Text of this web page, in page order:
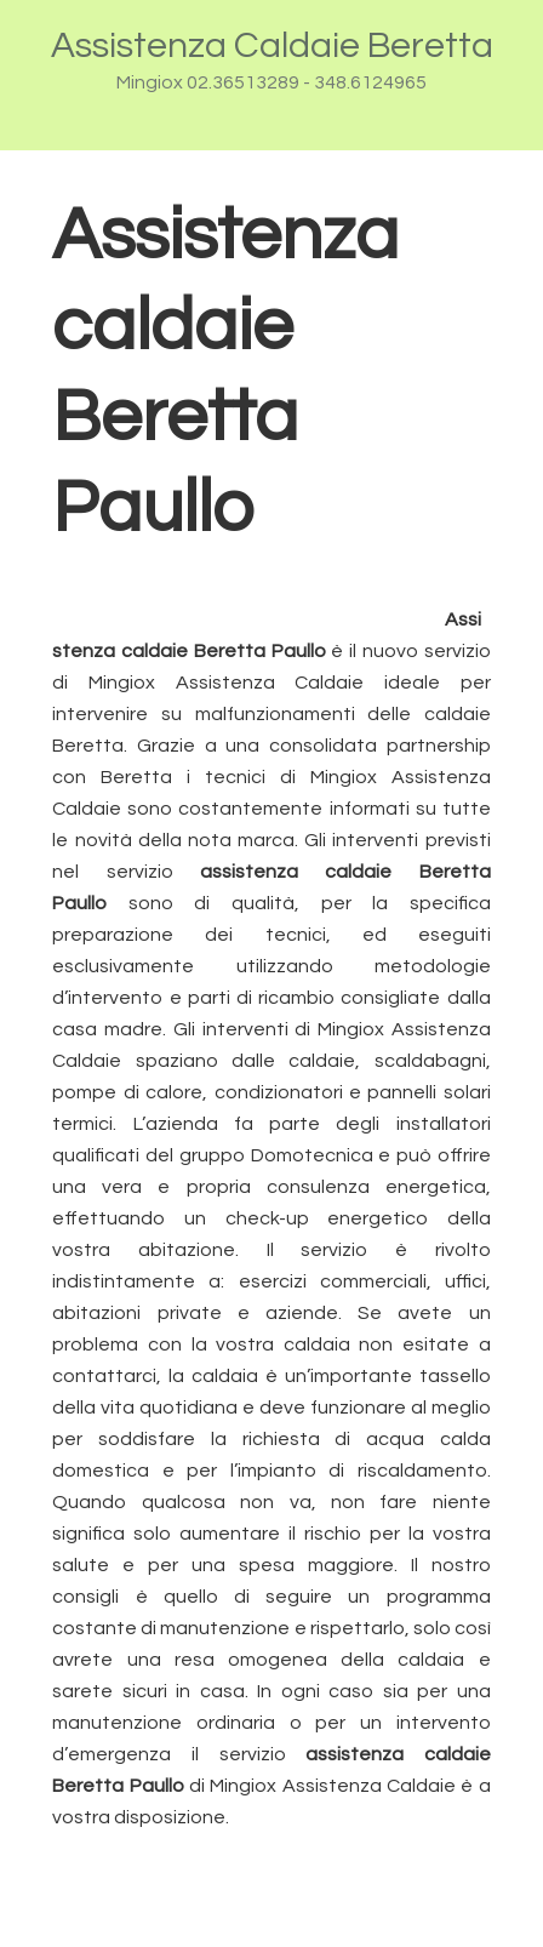
Assistenza Caldaie Beretta
Mingiox 02.36513289 - 348.6124965
Assistenza
caldaie
Beretta
Paullo
Assi
stenza caldaie Beretta Paulloè il nuovo servizio
di Mingiox Assistenza Caldaie ideale per
intervenire su malfunzionamenti delle caldaie
Beretta. Grazie a una consolidata partnership
con Beretta i tecnici di Mingiox Assistenza
Caldaie sono costantemente informati su tutte
le novità della nota marca. Gli interventi previsti
nel servizio assistenza caldaie Beretta
Paullo sono di qualità, per la specifica
preparazione dei tecnici, ed eseguiti
esclusivamente utilizzando metodologie
d’intervento e parti di ricambio consigliate dalla
casa madre. Gli interventi di Mingiox Assistenza
Caldaie spaziano dalle caldaie, scaldabagni,
pompe di calore, condizionatori e pannelli solari
termici. L’azienda fa parte degli installatori
qualificati del gruppo Domotecnica e può offrire
una vera e propria consulenza energetica,
effettuando un check-up energetico della
vostra abitazione. Il servizio è rivolto
indistintamente a: esercizi commerciali, uffici,
abitazioni private e aziende. Se avete un
problema con la vostra caldaia non esitate a
contattarci, la caldaia è un’importante tassello
della vita quotidiana e deve funzionare al meglio
per soddisfare la richiesta di acqua calda
domestica e per l’impianto di riscaldamento.
Quando qualcosa non va, non fare niente
significa solo aumentare il rischio per la vostra
salute e per una spesa maggiore. Il nostro
consigli è quello di seguire un programma
costante di manutenzione e rispettarlo, solo così
avrete una resa omogenea della caldaia e
sarete sicuri in casa. In ogni caso sia per una
manutenzione ordinaria o per un intervento
d’emergenza il servizioassistenza caldaie
Beretta Paullodi Mingiox Assistenza Caldaie è a
vostra disposizione.